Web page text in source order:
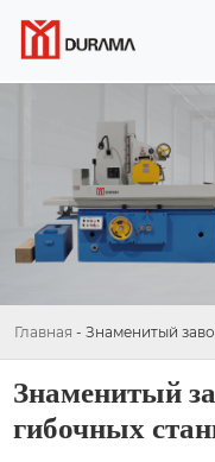
Главная - Знаменитый
Знаменитый
гибочных